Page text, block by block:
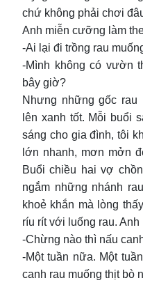
chứ không phải chơi
Anh miễn cưỡng làm
-Ai lại đi trồng rau
-Mình không có vườn
bây giờ?
Nhưng những gốc
lên xanh tốt. Mỗi buổi
sáng cho gia đình, tôi
lớn nhanh, mơn mởn
Buổi chiều hai vợ
ngắm những nhánh
khoẻ khắn mà lòng
ríu rít với luống rau. Anh
-Chừng nào thì nấu
-Một tuần nữa. Một
canh rau muống thịt bò